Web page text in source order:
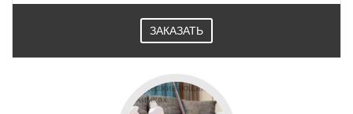
ЗАКАЗАТЬ